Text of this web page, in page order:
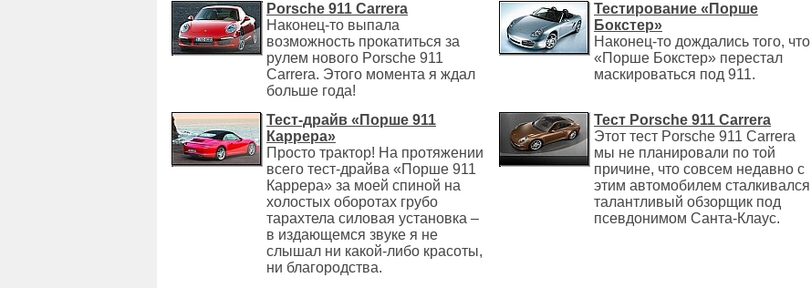
Porsche 911 Carrera
Наконец-то выпала
возможность прокатиться за
рулем нового Porsche 911
Carrera. Этого момента я ждал
больше года!
Тестирование «Порше
Бокстер»
Наконец-то дождались того, что
«Порше Бокстер» перестал
маскироваться под 911.
Тест-драйв «Порше 911
Каррера»
Просто трактор! На протяжении
всего тест-драйва «Порше 911
Каррера» за моей спиной на
холостых оборотах грубо
тарахтела силовая установка –
в издающемся звуке я не
слышал ни какой-либо красоты,
ни благородства.
Тест Porsche 911 Carrera
Этот тест Porsche 911 Carrera
мы не планировали по той
причине, что совсем недавно с
этим автомобилем сталкивался
талантливый обзорщик под
псевдонимом Санта-Клаус.